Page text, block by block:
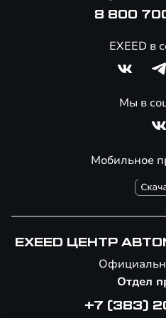
Специальные
Мобильное
8 800
EXEED в
Мы в
EXEED ЦЕНТР
Отдел
+7 (383)